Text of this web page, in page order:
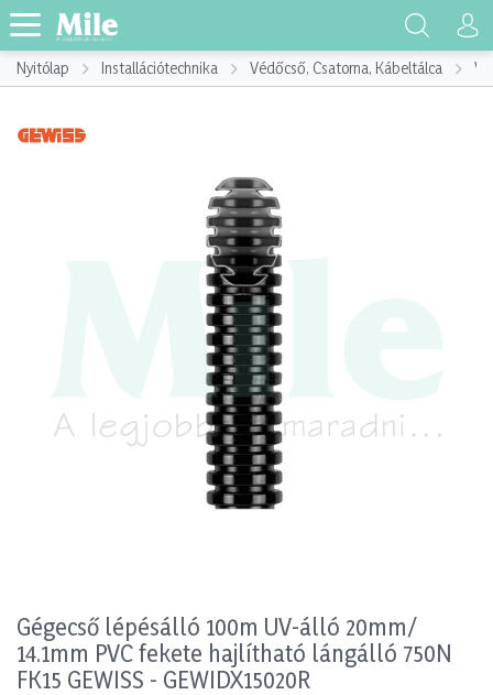
Nyitólap Installációtechnika Védőcső, Csatorna, Kábeltálca
Gégecső lépésálló 100m UV-álló 20mm/
14.1mm PVC fekete hajlítható lángálló 750N
FK15 GEWISS - GEWIDX15020R